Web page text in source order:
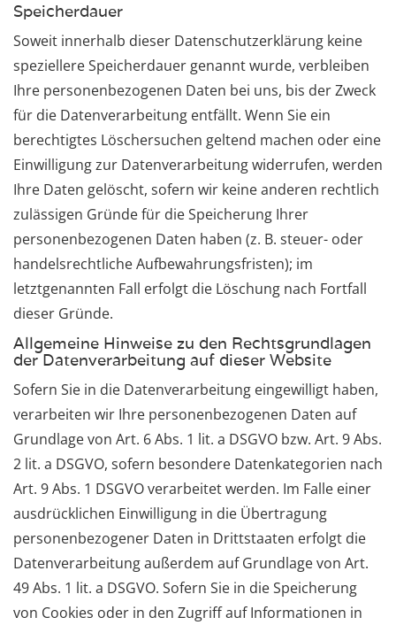
Speicherdauer
Soweit innerhalb dieser Datenschutzerklärung keine
speziellere Speicherdauer genannt wurde, verbleiben
Ihre personenbezogenen Daten bei uns, bis der Zweck
für die Datenverarbeitung entfällt. Wenn Sie ein
berechtigtes Löschersuchen geltend machen oder eine
Einwilligung zur Datenverarbeitung widerrufen, werden
Ihre Daten gelöscht, sofern wir keine anderen rechtlich
zulässigen Gründe für die Speicherung Ihrer
personenbezogenen Daten haben (z. B. steuer- oder
handelsrechtliche Aufbewahrungsfristen); im
letztgenannten Fall erfolgt die Löschung nach Fortfall
dieser Gründe.
Allgemeine Hinweise zu den Rechtsgrundlagen
der Datenverarbeitung auf dieser Website
Sofern Sie in die Datenverarbeitung eingewilligt haben,
verarbeiten wir Ihre personenbezogenen Daten auf
Grundlage von Art. 6 Abs. 1 lit. a DSGVO bzw. Art. 9 Abs.
2 lit. a DSGVO, sofern besondere Datenkategorien nach
Art. 9 Abs. 1 DSGVO verarbeitet werden. Im Falle einer
ausdrücklichen Einwilligung in die Übertragung
personenbezogener Daten in Drittstaaten erfolgt die
Datenverarbeitung außerdem auf Grundlage von Art.
49 Abs. 1 lit. a DSGVO. Sofern Sie in die Speicherung
von Cookies oder in den Zugriff auf Informationen in